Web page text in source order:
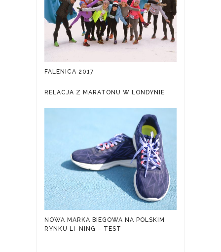
FALENICA 2017
RELACJA Z MARATONU W LONDYNIE
NOWA MARKA BIEGOWA NA POLSKIM
RYNKU LI-NING – TEST